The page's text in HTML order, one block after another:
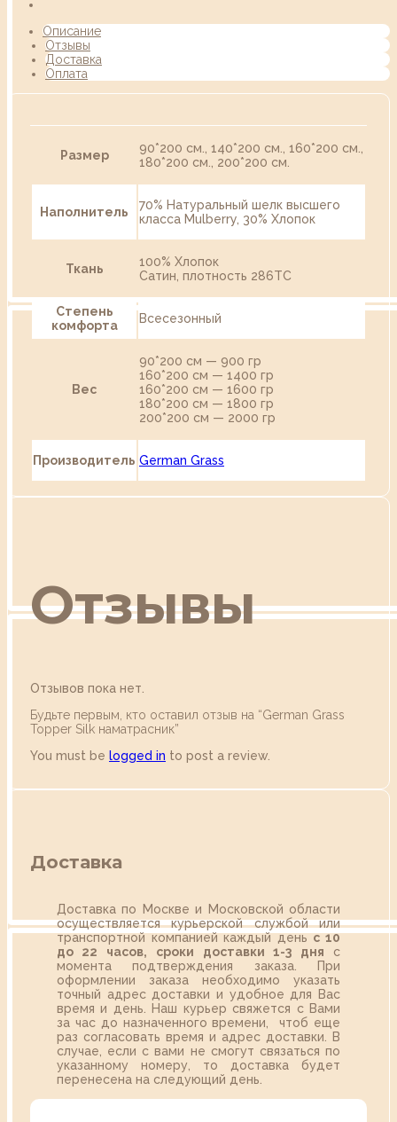
Описание
Отзывы
Доставка
Оплата
Размер
90*200 см., 140*200 см., 160*200 см.,
180*200 см., 200*200 см.
Наполнитель
70% Натуральный шелк высшего
класса Mulberry, 30% Хлопок
Ткань
100% Хлопок
Сатин, плотность 286TC
Степень
комфорта
Всесезонный
Вес
90*200 см — 900 гр
160*200 см — 1400 гр
160*200 см — 1600 гр
180*200 см — 1800 гр
200*200 см — 2000 гр
Производитель German Grass
Отзывы
Отзывов пока нет.
Будьте первым, кто оставил отзыв на “German Grass
Topper Silk наматрасник”
You must be logged in to post a review.
Доставка
Доставка по Москве и Московской области
осуществляется курьерской службой или
транспортной компанией каждый деньс 10
до 22 часов,
сроки доставки 1-3 дня с
момента подтверждения заказа. При
оформлении заказа необходимо указать
точный адрес доставки и удобное для Вас
время и день. Наш курьер свяжется с Вами
за час до назначенного времени, чтоб еще
раз согласовать время и адрес доставки. В
случае, если с вами не смогут связаться по
указанному номеру, то доставка будет
перенесена на следующий день.